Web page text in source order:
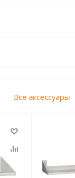
Все аксессуары